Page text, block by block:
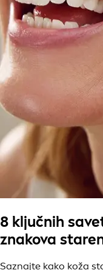
8 ključnih
znakova
Saznajte kako koža